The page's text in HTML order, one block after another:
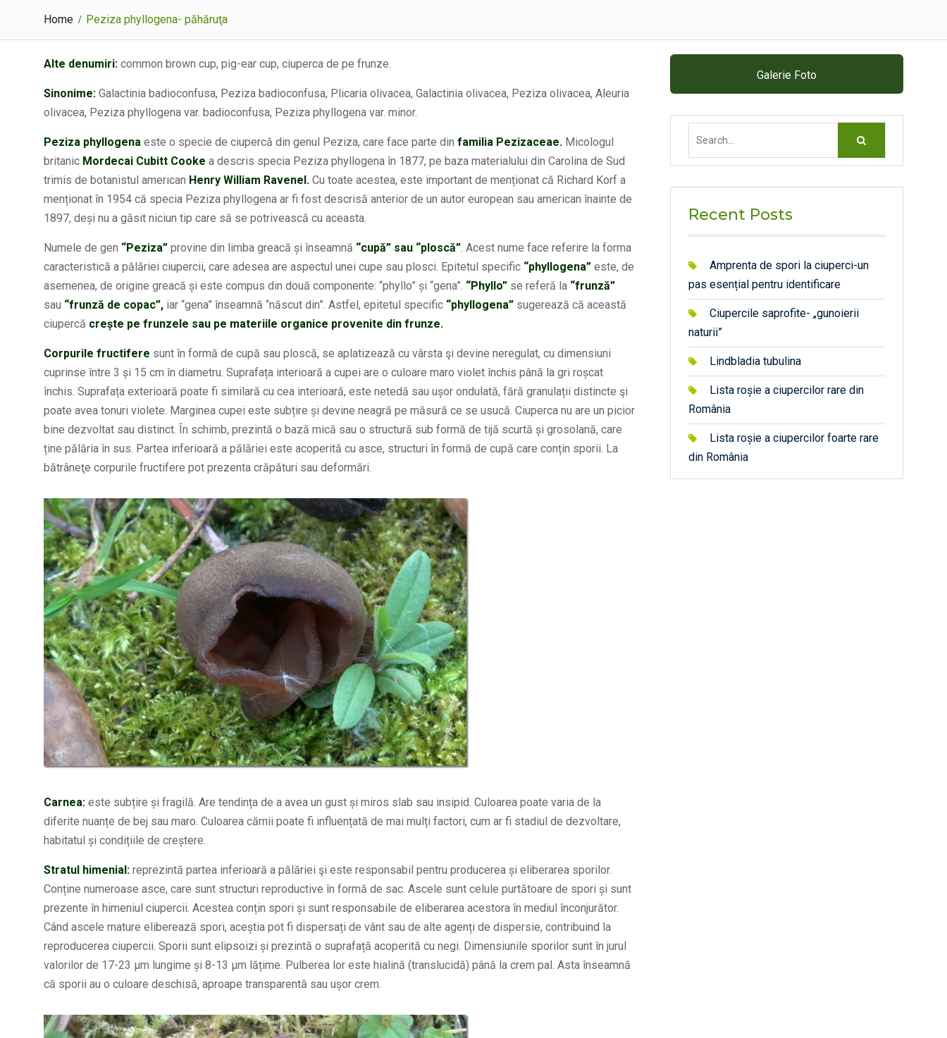
Home Peziza phyllogena- păhăruţa
Alte denumiri: common brown cup, pig-ear cup, ciuperca de pe frunze.
Sinonime: Galactinia badioconfusa, Peziza badioconfusa, Plicaria olivacea, Galactinia olivacea, Peziza olivacea, Aleuria
olivacea, Peziza phyllogena var. badioconfusa, Peziza phyllogena var. minor.
Peziza phyllogena este o specie de ciupercă din genul Peziza, care face parte din familia Pezizaceae. Micologul
britanic Mordecai Cubitt Cooke a descris specia Peziza phyllogena în 1877, pe baza materialului din Carolina de Sud
trimis de botanistul american Henry William Ravenel. Cu toate acestea, este important de menționat că Richard Korf a
menționat în 1954 că specia Peziza phyllogena ar fi fost descrisă anterior de un autor european sau american înainte de
1897, deși nu a găsit niciun tip care să se potrivească cu aceasta.
Numele de gen “Peziza” provine din limba greacă și înseamnă “cupă” sau “ploscă”. Acest nume face referire la forma
caracteristică a pălăriei ciupercii, care adesea are aspectul unei cupe sau plosci. Epitetul specific “phyllogena” este, de
asemenea, de origine greacă și este compus din două componente: “phyllo” și “gena”. “Phyllo” se referă la “frunză”
sau “frunză de copac”, iar “gena” înseamnă “născut din”. Astfel, epitetul specific “phyllogena” sugerează că această
ciupercă crește pe frunzele sau pe materiile organice provenite din frunze.
Corpurile fructifere sunt în formă de cupă sau ploscă, se aplatizează cu vârsta şi devine neregulat, cu dimensiuni
cuprinse între 3 și 15 cm în diametru. Suprafața interioară a cupei are o culoare maro violet închis până la gri roșcat
închis. Suprafața exterioară poate fi similară cu cea interioară, este netedă sau ușor ondulată, fără granulații distincte şi
poate avea tonuri violete. Marginea cupei este subțire și devine neagră pe măsură ce se usucă. Ciuperca nu are un picior
bine dezvoltat sau distinct. În schimb, prezintă o bază mică sau o structură sub formă de tijă scurtă și grosolană, care
ține pălăria în sus. Partea inferioară a pălăriei este acoperită cu asce, structuri în formă de cupă care conțin sporii. La
bătrâneţe corpurile fructifere pot prezenta crăpături sau deformări.
Carnea: este subțire și fragilă. Are tendința de a avea un gust și miros slab sau insipid. Culoarea poate varia de la
diferite nuanțe de bej sau maro. Culoarea cărnii poate fi influențată de mai mulți factori, cum ar fi stadiul de dezvoltare,
habitatul și condițiile de creștere.
Stratul himenial: reprezintă partea inferioară a pălăriei şi este responsabil pentru producerea și eliberarea sporilor.
Conține numeroase asce, care sunt structuri reproductive în formă de sac. Ascele sunt celule purtătoare de spori și sunt
prezente în himeniul ciupercii. Acestea conțin spori și sunt responsabile de eliberarea acestora în mediul înconjurător.
Când ascele mature eliberează spori, aceștia pot fi dispersați de vânt sau de alte agenți de dispersie, contribuind la
reproducerea ciupercii. Sporii sunt elipsoizi și prezintă o suprafață acoperită cu negi. Dimensiunile sporilor sunt în jurul
valorilor de 17-23 µm lungime și 8-13 µm lățime. Pulberea lor este hialină (translucidă) până la crem pal. Asta înseamnă
că sporii au o culoare deschisă, aproape transparentă sau ușor crem.
Galerie Foto
Recent Posts
Amprenta de spori la ciuperci-un
pas esențial pentru identificare
Ciupercile saprofite- „gunoierii
naturii”
Lindbladia tubulina
Lista roșie a ciupercilor rare din
România
Lista roșie a ciupercilor foarte rare
din România